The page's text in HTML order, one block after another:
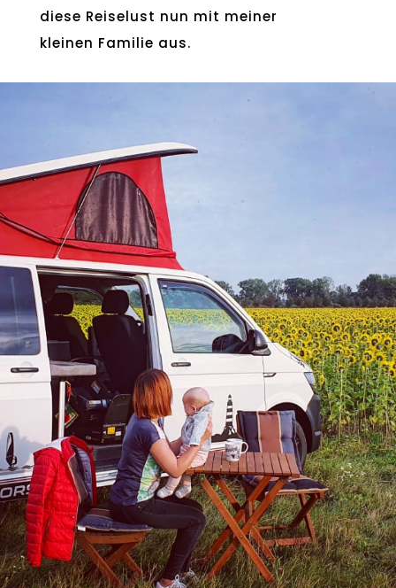
diese Reiselust nun mit meiner
kleinen Familie aus.